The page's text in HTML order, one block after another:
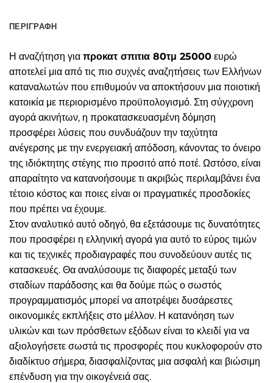
ΠΕΡΙΓΡΑΦΉ
Η αναζήτηση για προκατ σπιτια 80τμ 25000 ευρώ
αποτελεί μια από τις πιο συχνές αναζητήσεις των Ελλήνων
καταναλωτών που επιθυμούν να αποκτήσουν μια ποιοτική
κατοικία με περιορισμένο προϋπολογισμό. Στη σύγχρονη
αγορά ακινήτων, η προκατασκευασμένη δόμηση
προσφέρει λύσεις που συνδυάζουν την ταχύτητα
ανέγερσης με την ενεργειακή απόδοση, κάνοντας το όνειρο
της ιδιόκτητης στέγης πιο προσιτό από ποτέ. Ωστόσο, είναι
απαραίτητο να κατανοήσουμε τι ακριβώς περιλαμβάνει ένα
τέτοιο κόστος και ποιες είναι οι πραγματικές προσδοκίες
που πρέπει να έχουμε.
Στον αναλυτικό αυτό οδηγό, θα εξετάσουμε τις δυνατότητες
που προσφέρει η ελληνική αγορά για αυτό το εύρος τιμών
και τις τεχνικές προδιαγραφές που συνοδεύουν αυτές τις
κατασκευές. Θα αναλύσουμε τις διαφορές μεταξύ των
σταδίων παράδοσης και θα δούμε πώς ο σωστός
προγραμματισμός μπορεί να αποτρέψει δυσάρεστες
οικονομικές εκπλήξεις στο μέλλον. Η κατανόηση των
υλικών και των πρόσθετων εξόδων είναι το κλειδί για να
αξιολογήσετε σωστά τις προσφορές που κυκλοφορούν στο
διαδίκτυο σήμερα, διασφαλίζοντας μια ασφαλή και βιώσιμη
επένδυση για την οικογένειά σας.